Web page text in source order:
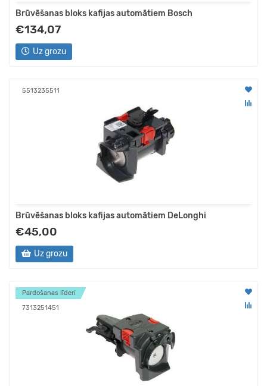
Brūvēšanas bloks kafijas automātiem Bosch
€134,07
Uz grozu
5513235511
Brūvēšanas bloks kafijas automātiem DeLonghi
€45,00
Uz grozu
Pardošanas līderi
7313251451